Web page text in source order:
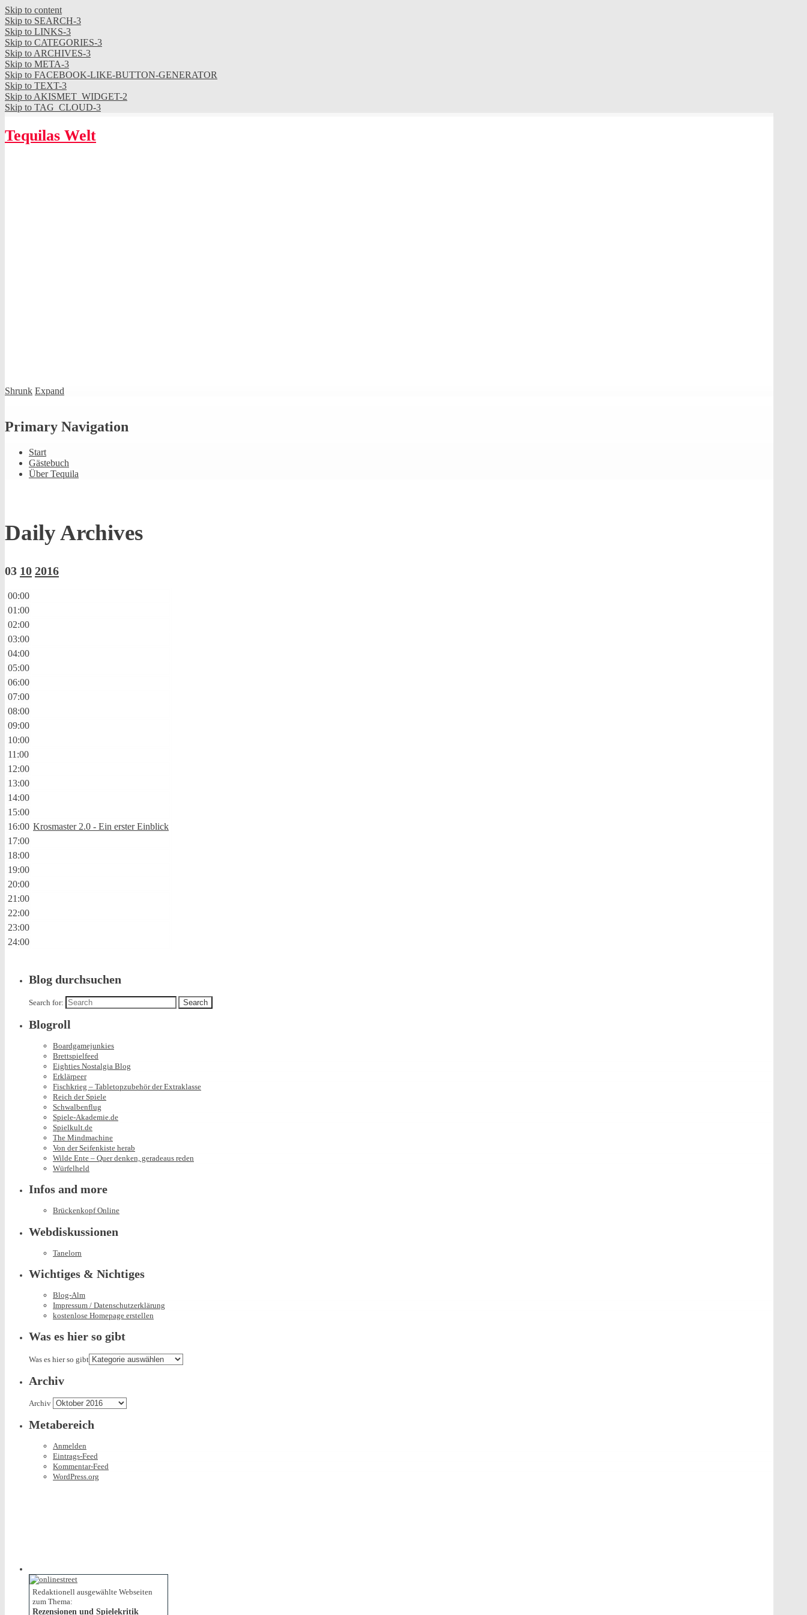
Skip to content
Skip to SEARCH-3
Skip to LINKS-3
Skip to CATEGORIES-3
Skip to ARCHIVES-3
Skip to META-3
Skip to FACEBOOK-LIKE-BUTTON-GENERATOR
Skip to TEXT-3
Skip to AKISMET_WIDGET-2
Skip to TAG_CLOUD-3
Tequilas Welt
Shrunk Expand
Primary Navigation
Start
Gästebuch
Über Tequila
Daily Archives
03 10 2016
00:00
01:00
02:00
03:00
04:00
05:00
06:00
07:00
08:00
09:00
10:00
11:00
12:00
13:00
14:00
15:00
16:00 Krosmaster 2.0 - Ein erster Einblick
17:00
18:00
19:00
20:00
21:00
22:00
23:00
24:00
Blog durchsuchen
Search for:
Blogroll
Boardgamejunkies
Brettspielfeed
Eighties Nostalgia Blog
Erklärpeer
Fischkrieg – Tabletopzubehör der Extraklasse
Reich der Spiele
Schwalbenflug
Spiele-Akademie.de
Spielkult.de
The Mindmachine
Von der Seifenkiste herab
Wilde Ente – Quer denken, geradeaus reden
Würfelheld
Infos and more
Brückenkopf Online
Webdiskussionen
Tanelorn
Wichtiges & Nichtiges
Blog-Alm
Impressum / Datenschutzerklärung
kostenlose Homepage erstellen
Was es hier so gibt
Was es hier so gibt
Archiv
Archiv
Metabereich
Anmelden
Eintrags-Feed
Kommentar-Feed
WordPress.org
Redaktionell ausgewählte Webseiten
zum Thema:
Rezensionen und Spielekritik